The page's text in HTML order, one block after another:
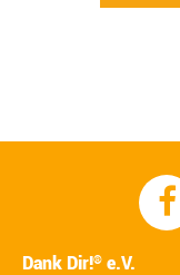
Dank Dir!® e.V.